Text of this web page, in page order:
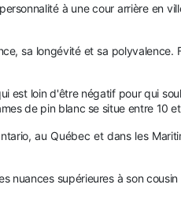
à une cour arrière en
longévité et sa polyvalence.
loin d'être négatif pour qui
de pin blanc se situe entre 10
au Québec et dans les
nuances supérieures à son